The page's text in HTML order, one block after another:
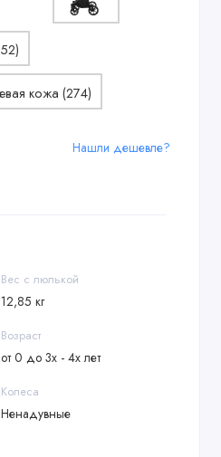
Нашли дешевле?
Вес с люлькой
12,85 кг
Возраст
от 0 до 3х - 4х лет
Колеса
Ненадувные